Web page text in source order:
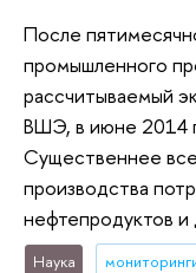
После
промышленного
рассчитываемый
ВШЭ, в июне 2014
Существеннее
производства
нефтепродуктов
Наука